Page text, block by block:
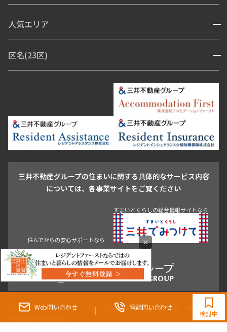
Web問い合わせ 電話問い合わせ
0120-321-983
9:30~18:00（水曜定休）
検討中
ブランドマンション
人気エリア 開閉
青山・表参道・原宿
市ヶ谷・神楽坂・飯田橋
三田・芝・浜松町
月島・勝どき・豊洲
本郷・春日・小石川
新宿・代々木
目白・高田馬場・早稲田
池尻大橋・三軒茶屋
祐天寺・学芸大学・自由が丘
駒沢・用賀・二子玉川
成城・砧
池袋・板橋・王子
青山 渋谷 東京・大手町 新宿 品川
目黒・中目黒
区名(23区) 開閉
江東区 台東区 墨田区
中野区
練馬区 荒川区
足立区
葛飾区
江戸川区
三井不動産グループの住まいに関する具体的なサービス内容
については、各事業サイトをご覧ください
すまいとくらしの総合情報サイトなら
東京都知事（3）第96482号 （一社） 不動産流通経営協会会員 （公社） 首都圏不動
×